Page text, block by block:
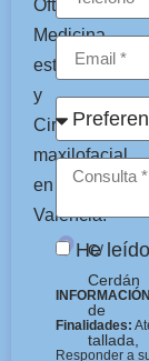
Oftalmología,
Medicina
estética
y
Cirugía
maxilofacial
en
Valencia.
C/
Cerdán
de
tallada,
He
Finalidades:
Responder a